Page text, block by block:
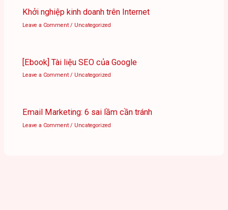
Khởi nghiệp kinh doanh trên Internet
Leave a Comment / Uncategorized
[Ebook] Tài liệu SEO của Google
Leave a Comment / Uncategorized
Email Marketing: 6 sai lầm cần tránh
Leave a Comment / Uncategorized